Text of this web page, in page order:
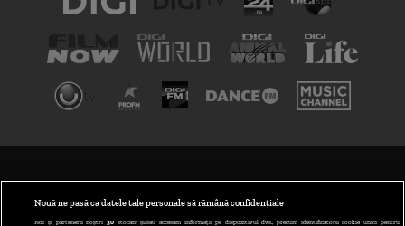
Nouă ne pasă ca datele tale personale să rămână confidențiale
Noi și partenerii noștri 30stocăm și/sau accesăm informații pe dispozitivul dvs., precum identificatorii cookie unici pentru